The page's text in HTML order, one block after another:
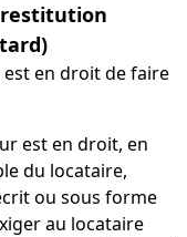
en droit de faire
est en droit, en
du locataire,
ou sous forme
au locataire